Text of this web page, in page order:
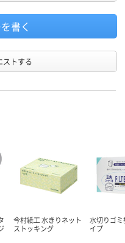
書く
ストする
今村紙工 水きりネット
ストッキング
水切りゴ
イプ